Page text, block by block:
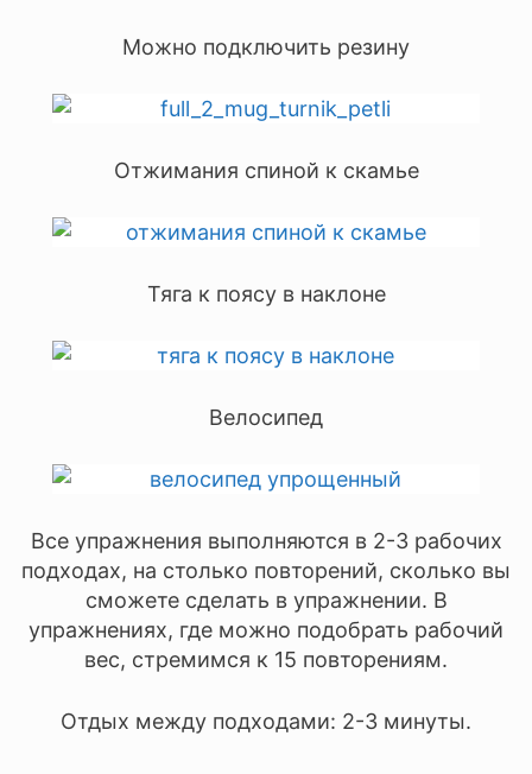
Можно подключить резину
Отжимания спиной к скамье
Тяга к поясу в наклоне
Велосипед
Все упражнения выполняются в 2-3 рабочих
подходах, на столько повторений, сколько вы
сможете сделать в упражнении. В
упражнениях, где можно подобрать рабочий
вес, стремимся к 15 повторениям.
Отдых между подходами: 2-3 минуты.